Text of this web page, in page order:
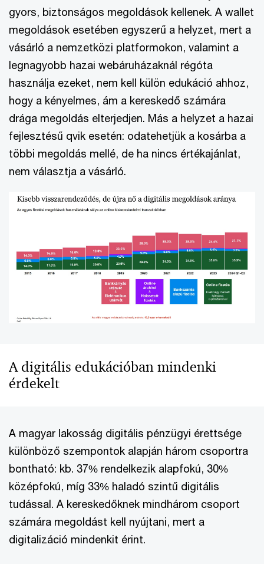
gyors, biztonságos megoldások kellenek. A wallet
megoldások esetében egyszerű a helyzet, mert a
vásárló a nemzetközi platformokon, valamint a
legnagyobb hazai webáruházaknál régóta
használja ezeket, nem kell külön edukáció ahhoz,
hogy a kényelmes, ám a kereskedő számára
drága megoldás elterjedjen. Más a helyzet a hazai
fejlesztésű qvik esetén: odatehetjük a kosárba a
többi megoldás mellé, de ha nincs értékajánlat,
nem választja a vásárló.
A digitális edukációban mindenki
érdekelt
A magyar lakosság digitális pénzügyi érettsége
különböző szempontok alapján három csoportra
bontható: kb. 37% rendelkezik alapfokú, 30%
középfokú, míg 33% haladó szintű digitális
tudással. A kereskedőknek mindhárom csoport
számára megoldást kell nyújtani, mert a
digitalizáció mindenkit érint.